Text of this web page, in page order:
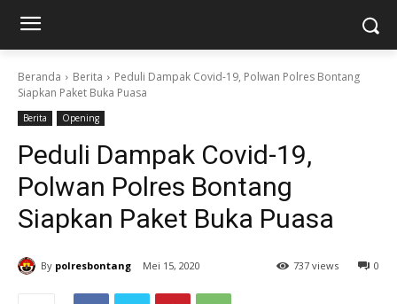
Beranda Berita
Peduli Dampak Covid-19, Polwan Polres Bontang
Siapkan Paket Buka Puasa
Berita Opening
Peduli Dampak Covid-19,
Polwan Polres Bontang
Siapkan Paket Buka Puasa
By polresbontang Mei 15, 2020 0
737 views